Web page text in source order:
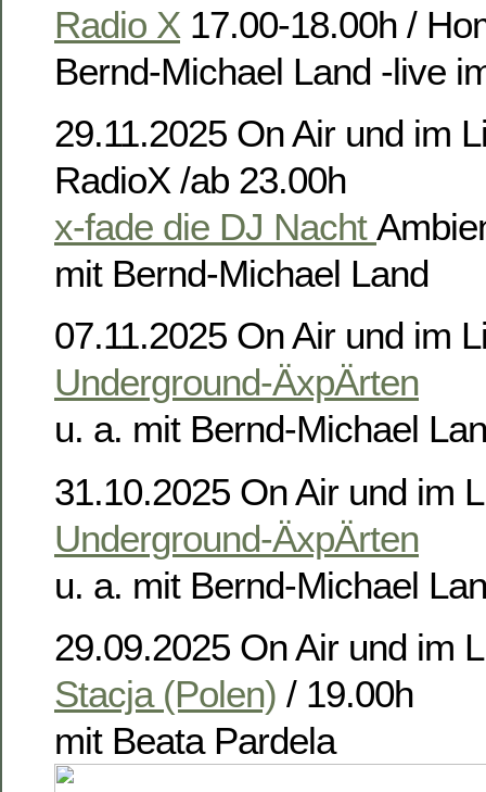
Radio X 17.00-18.00h /
Bernd-Michael Land -live
29.11.2025 On Air und im
RadioX /ab 23.00h
x-fade die DJ Nacht
mit Bernd-Michael Land
07.11.2025 On Air und im
Underground-ÄxpÄrten
u. a. mit Bernd-Michael
31.10.2025 On Air und im
Underground-ÄxpÄrten
u. a. mit Bernd-Michael
29.09.2025 On Air und im
Stacja (Polen) / 19.00h
mit Beata Pardela